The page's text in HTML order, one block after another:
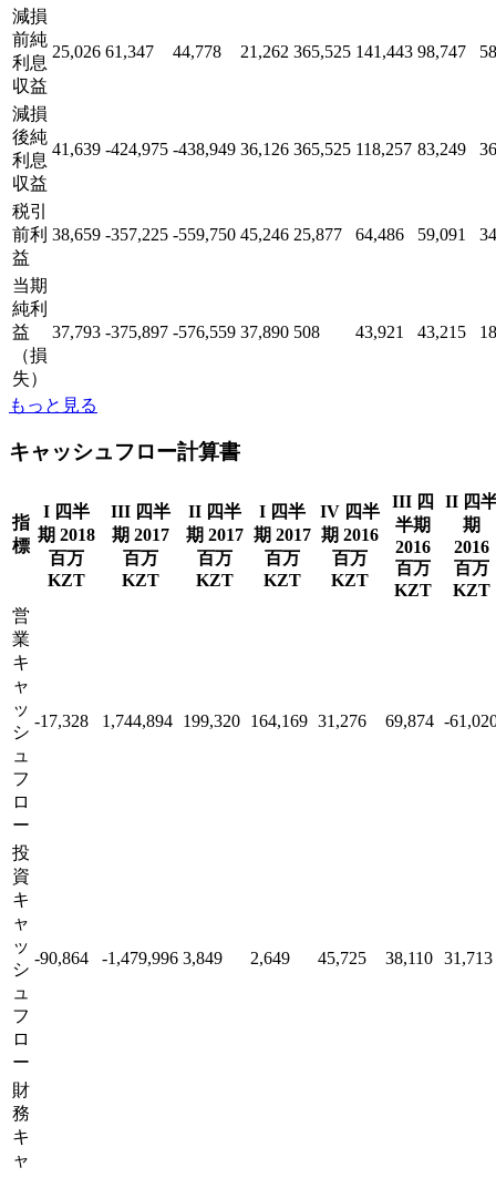
減損
前純
利息
収益
25,026 61,347 44,778 21,262 365,525 141,443 98,747
減損
後純
利息
収益
41,639 -424,975 -438,949 36,126 365,525 118,257 83,249
税引
前利
益
38,659 -357,225 -559,750 45,246 25,877 64,486 59,091
当期
純利
益
（損
失）
37,793 -375,897 -576,559 37,890 508 43,921 43,215
もっと見る
キャッシュフロー計算書
指
標
I 四半
期 2018
百万
KZT
III 四半
期 2017
百万
KZT
II 四半
期 2017
百万
KZT
I 四半
期 2017
百万
KZT
IV 四半
期 2016
百万
KZT
III 四
半期
2016
百万
KZT
II 四
期
2016
百万
KZT
営
業
キ
ャ
ッ
シ
ュ
フ
ロ
ー
-17,328 1,744,894 199,320 164,169 31,276 69,874 -
投
資
キ
ャ
ッ
シ
ュ
フ
ロ
ー
-90,864 -1,479,996 3,849 2,649 45,725 38,110 31,713
財
務
キ
ャ